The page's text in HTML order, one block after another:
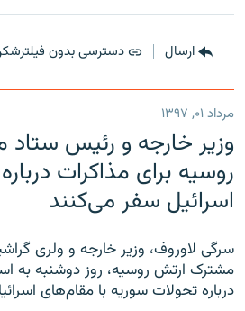
ارسال دسترسی بدون
مرداد ۰۱, ۱۳۹۷
وزیر خارجه و رئیس‌
روسیه برای مذاکرات
اسرائیل سفر می‌کنند
سرگی لاوروف، وزیر خارجه و ولری
مشترک ارتش روسیه، روز دوشنبه به
درباره تحولات سوریه با مقام‌های